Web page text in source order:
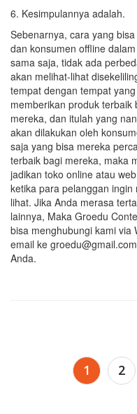
6. Kesimpulannya adalah.
Sebenarnya, cara yang
dan konsumen offline
sama saja, tidak ada
akan melihat-lihat
tempat dengan tempat
memberikan produk
mereka, dan itulah yang
akan dilakukan oleh
saja yang bisa mereka
terbaik bagi mereka, maka
jadikan toko online atau
ketika para pelanggan
lihat. Jika Anda merasa
lainnya, Maka Groedu
bisa menghubungi kami via
email ke
Anda.
pos
1 2